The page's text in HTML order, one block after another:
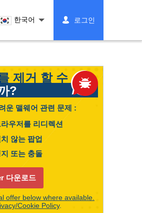
한국어 로그인
제거 할 수
?
운 맬웨어 관련 문제 :
우저를 리디렉션
않는 팝업
또는 충돌
다운로드
offer below where available.
Cookie Policy.